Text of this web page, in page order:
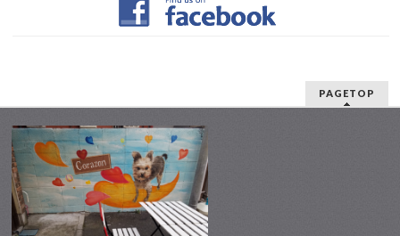
PAGETOP